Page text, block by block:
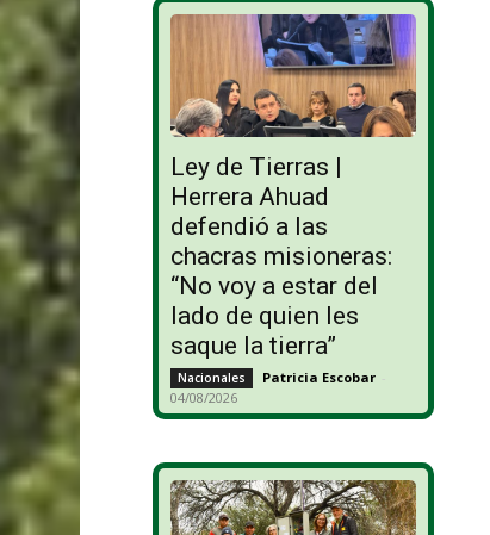
Ley de Tierras |
Herrera Ahuad
defendió a las
chacras misioneras:
“No voy a estar del
lado de quien les
saque la tierra”
Nacionales Patricia Escobar -
04/08/2026